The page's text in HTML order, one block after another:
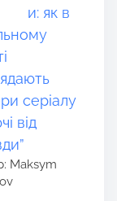
и: як в
серіалу
від
Maksym